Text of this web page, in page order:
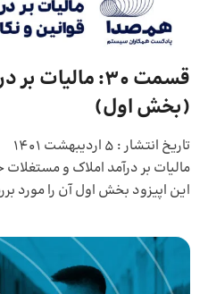
قسمت 30:
(بخش اول)
تاریخ انتشار : 5 اردیبهشت 1401
مالیات بر درآمد املاک و
این اپیزود بخش اول آن را مورد